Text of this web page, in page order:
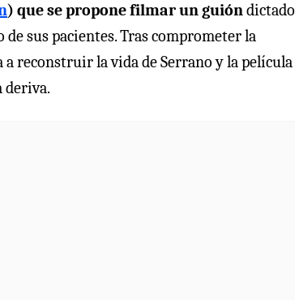
) que se propone filmar un guióndictado
de sus pacientes. Tras comprometer la
reconstruir la vida de Serrano y la película
deriva.